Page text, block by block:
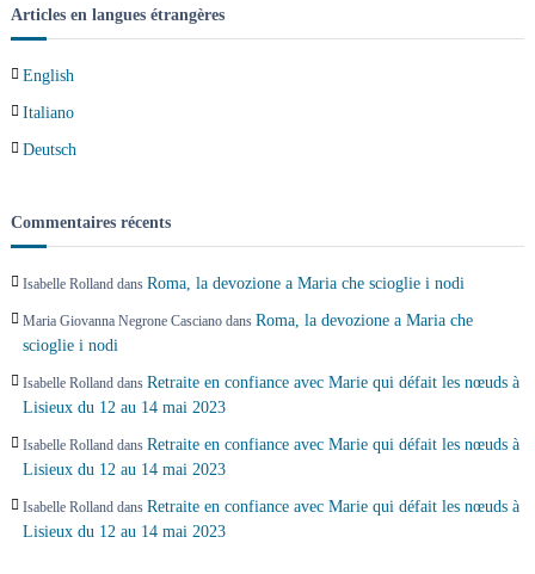
Articles en langues étrangères
English
Italiano
Deutsch
Commentaires récents
Isabelle Rollanddans Roma, la devozione a Maria che scioglie i nodi
Maria Giovanna Negrone Cascianodans Roma, la devozione a Maria che
scioglie i nodi
Isabelle Rollanddans Retraite en confiance avec Marie qui défait les nœuds à
Lisieux du 12 au 14 mai 2023
Isabelle Rollanddans Retraite en confiance avec Marie qui défait les nœuds à
Lisieux du 12 au 14 mai 2023
Isabelle Rollanddans Retraite en confiance avec Marie qui défait les nœuds à
Lisieux du 12 au 14 mai 2023